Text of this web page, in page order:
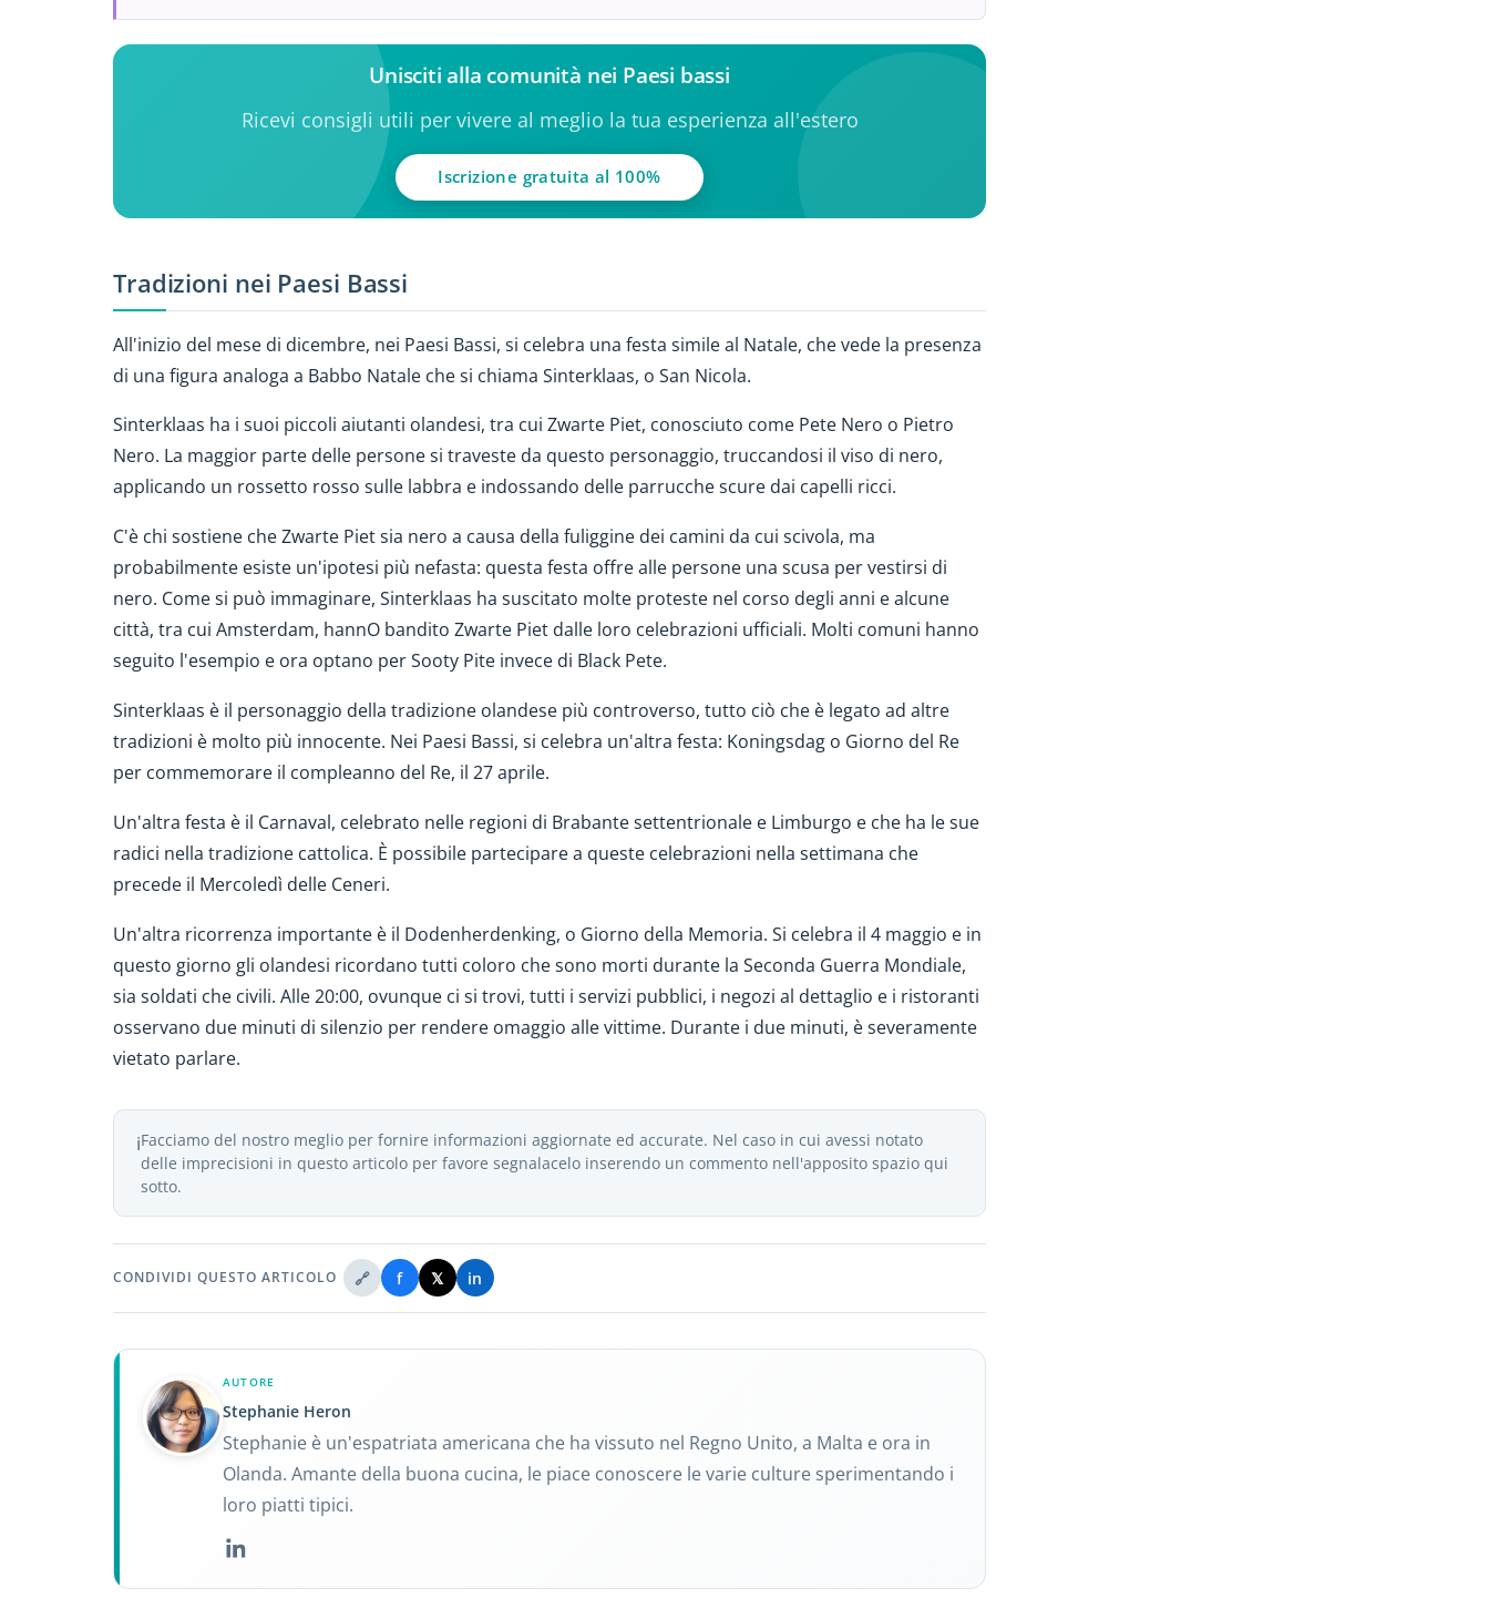
Unisciti alla comunità nei Paesi bassi
Ricevi consigli utili per vivere al meglio la tua esperienza all'estero
Iscrizione gratuita al 100%
Tradizioni nei Paesi Bassi
All'inizio del mese di dicembre, nei Paesi Bassi, si celebra una festa simile al Natale, che vede la presenza
di una figura analoga a Babbo Natale che si chiama Sinterklaas, o San Nicola.
Sinterklaas ha i suoi piccoli aiutanti olandesi, tra cui Zwarte Piet, conosciuto come Pete Nero o Pietro
Nero. La maggior parte delle persone si traveste da questo personaggio, truccandosi il viso di nero,
applicando un rossetto rosso sulle labbra e indossando delle parrucche scure dai capelli ricci.
C'è chi sostiene che Zwarte Piet sia nero a causa della fuliggine dei camini da cui scivola, ma
probabilmente esiste un'ipotesi più nefasta: questa festa offre alle persone una scusa per vestirsi di
nero. Come si può immaginare, Sinterklaas ha suscitato molte proteste nel corso degli anni e alcune
città, tra cui Amsterdam, hannO bandito Zwarte Piet dalle loro celebrazioni ufficiali. Molti comuni hanno
seguito l'esempio e ora optano per Sooty Pite invece di Black Pete.
Sinterklaas è il personaggio della tradizione olandese più controverso, tutto ciò che è legato ad altre
tradizioni è molto più innocente. Nei Paesi Bassi, si celebra un'altra festa: Koningsdag o Giorno del Re
per commemorare il compleanno del Re, il 27 aprile.
Un'altra festa è il Carnaval, celebrato nelle regioni di Brabante settentrionale e Limburgo e che ha le sue
radici nella tradizione cattolica. È possibile partecipare a queste celebrazioni nella settimana che
precede il Mercoledì delle Ceneri.
Un'altra ricorrenza importante è il Dodenherdenking, o Giorno della Memoria. Si celebra il 4 maggio e in
questo giorno gli olandesi ricordano tutti coloro che sono morti durante la Seconda Guerra Mondiale,
sia soldati che civili. Alle 20:00, ovunque ci si trovi, tutti i servizi pubblici, i negozi al dettaglio e i ristoranti
osservano due minuti di silenzio per rendere omaggio alle vittime. Durante i due minuti, è severamente
vietato parlare.
ℹ️Facciamo del nostro meglio per fornire informazioni aggiornate ed accurate. Nel caso in cui avessi notato
delle imprecisioni in questo articolo per favore segnalacelo inserendo un commento nell'apposito spazio qui
sotto.
CONDIVIDI QUESTO ARTICOLO 🔗 f 𝕏 in
AUTORE
Stephanie Heron
Stephanie è un'espatriata americana che ha vissuto nel Regno Unito, a Malta e ora in
Olanda. Amante della buona cucina, le piace conoscere le varie culture sperimentando i
loro piatti tipici.